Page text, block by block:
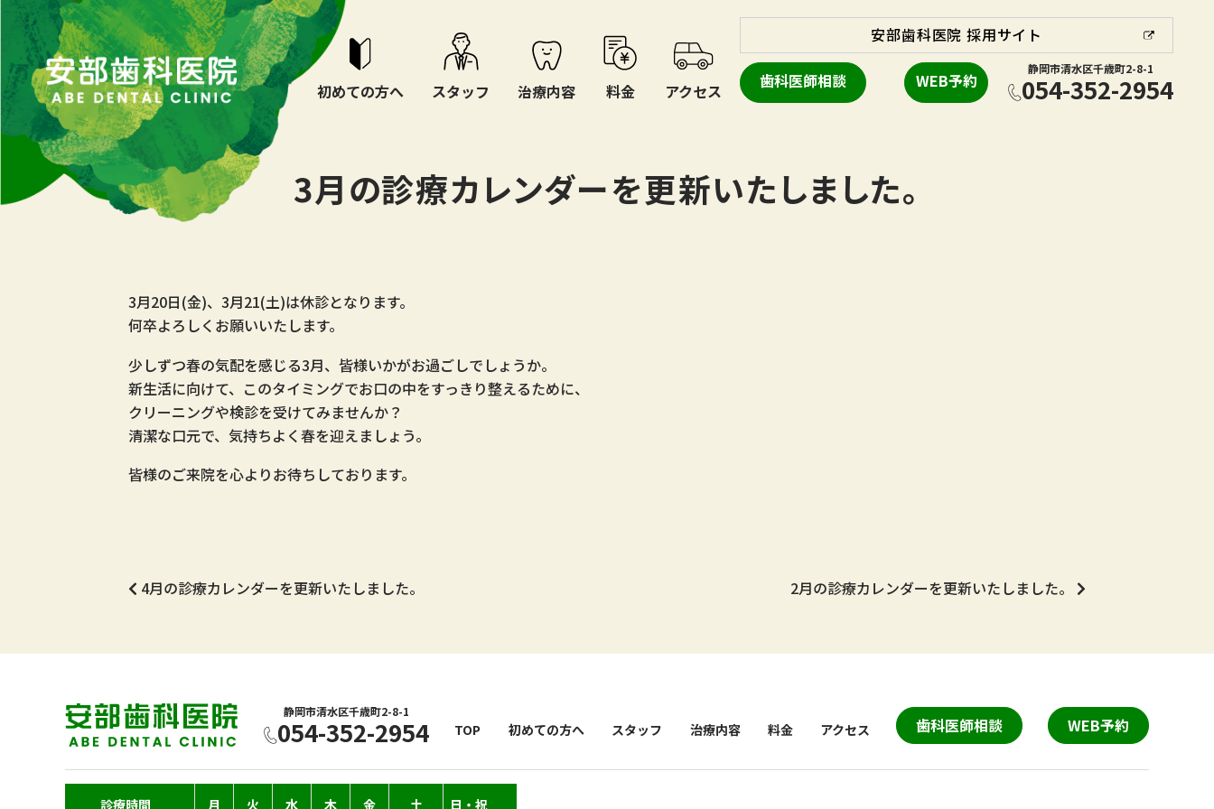
3月の診療カレンダーを更新いたしました。
TOP 初めての方へ スタッフ 治療内容 料金 アクセス
安部歯科医院 採用サイト
歯科医師相談 WEB予約
静岡市清水区千歳町2-8-1
054-352-2954
3月20日(金)、3月21(土)は休診となります。
何卒よろしくお願いいたします。
少しずつ春の気配を感じる3月、皆様いかがお過ごしでしょうか。
新生活に向けて、このタイミングでお口の中をすっきり整えるために、
クリーニングや検診を受けてみませんか？
清潔な口元で、気持ちよく春を迎えましょう。
皆様のご来院を心よりお待ちしております。
4月の診療カレンダーを更新いたしました。 2月の診療カレンダーを更新いたしました。
静岡市清水区千歳町2-8-1
054-352-2954 TOP 初めての方へ スタッフ 治療内容 料金 アクセス 歯科医師相談 WEB予約
診療時間 月 火 水 木 金 土 日・祝